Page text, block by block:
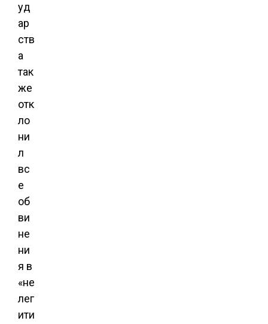
уд
ар
ств
а
так
же
отк
ло
ни
л
вс
е
об
ви
не
ни
я в
«не
лег
ити